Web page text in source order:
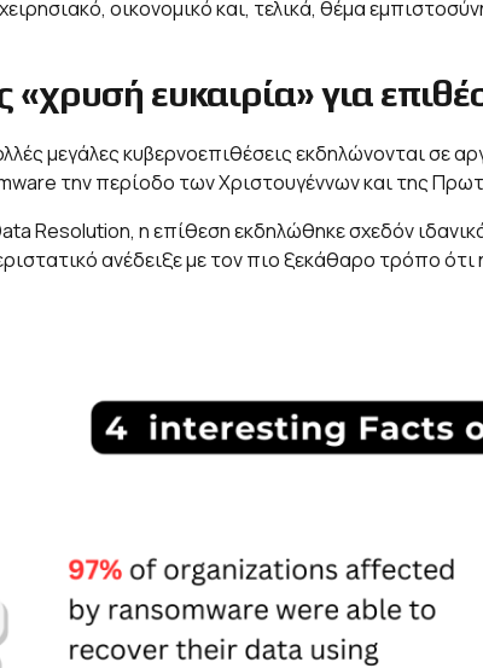
οικονομικό και, τελικά, θέμα
«χρυσή ευκαιρία» για
μεγάλες κυβερνοεπιθέσεις εκδηλώνονται σε
την περίοδο των Χριστουγέννων και της
Resolution, η επίθεση εκδηλώθηκε σχεδόν
ανέδειξε με τον πιο ξεκάθαρο τρόπο